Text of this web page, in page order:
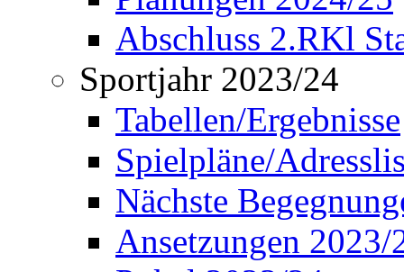
Abschluss 2.RKl
Sportjahr 2023/24
Tabellen/Ergebnisse
Spielpläne/
Nächste
Ansetzungen 2023/